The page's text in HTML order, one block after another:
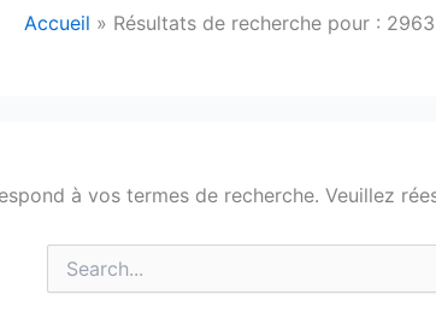
Accueil Résultats de recherche pour :
à vos termes de recherche. Veuillez
Rechercher :